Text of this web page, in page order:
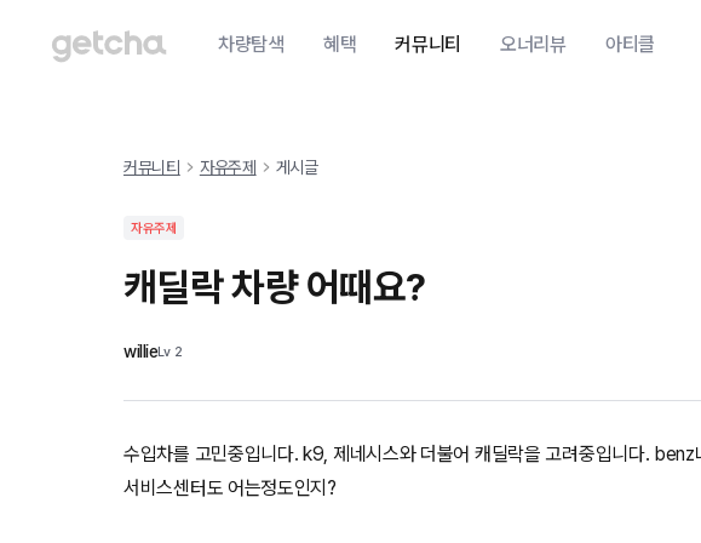
차량탐색 혜택 커뮤니티 오너리뷰 아티클
커뮤니티 자유주제 게시글
자유주제
캐딜락 차량 어때요?
willieLv 2
수입차를 고민중입니다. k9, 제네시스와 더불어 캐딜락을 고려중입니다.
서비스센터도 어는정도인지?